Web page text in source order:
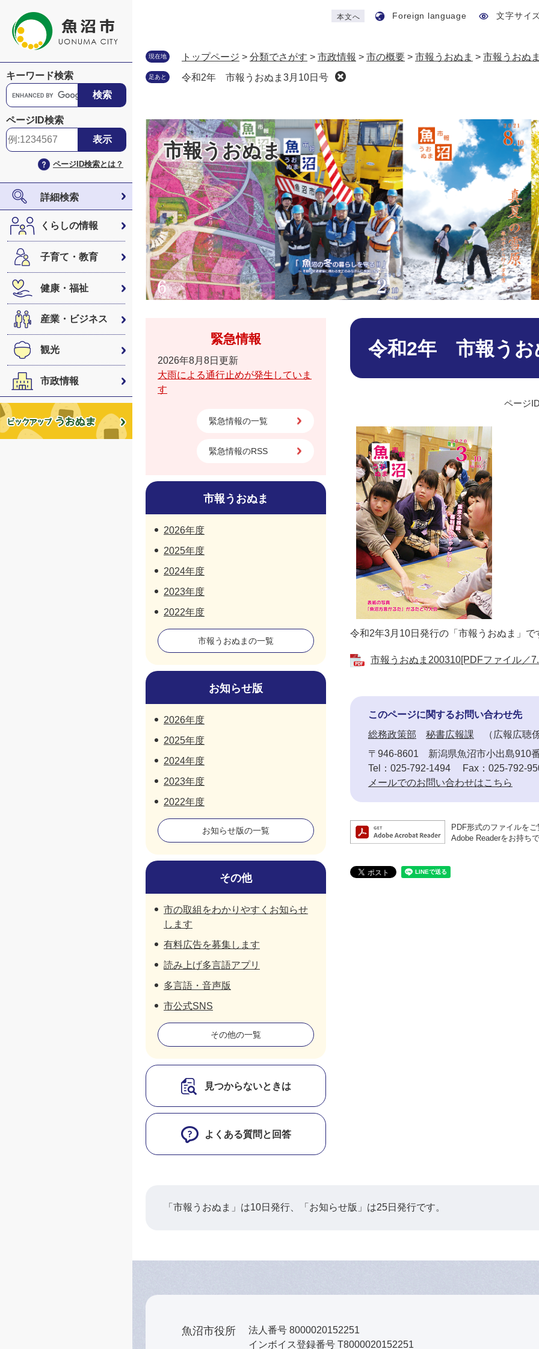
本文へ Foreign language 文字サイ
キーワード検索
G
o
o
g
ス
タ
ム
検
索
ページID検索
ページID検索とは？
詳細検索
くらしの情報
子育て・教育
健康・福祉
産業・ビジネス
観光
市政情報
現在地 トップページ > 分類でさがす > 市政情報 > 市の概要 > 市報うおぬま > 市報うおぬま
足あと 令和2年 市報うおぬま3月10日号
市報うおぬま
本
令和2年 市報うお
ページ
令和2年3月10日発行の「市報うおぬま」で
市報うおぬま200310[PDFファイル／
このページに関するお問い合わせ先
総務政策部
秘書広報課
広報広聴
〒946-8601
新潟県魚沼市小出島910
Tel：025-792-1494
Fax：025-792-
メールでのお問い合わせはこちら
PDF形式のファイルを
Adobe Readerをお持ち
緊急情報
2026年8月8日更新
大雨による通行止めが発生していま
す
緊急情報の一覧
緊急情報のRSS
市報うおぬま
2026年度
2025年度
2024年度
2023年度
2022年度
市報うおぬまの一覧
お知らせ版
2026年度
2025年度
2024年度
2023年度
2022年度
お知らせ版の一覧
その他
市の取組をわかりやすくお知らせ
します
有料広告を募集します
読み上げ多言語アプリ
多言語・音声版
市公式SNS
その他の一覧
見つからないときは
よくある質問と回答
「市報うおぬま」は10日発行、「お知らせ版」は25日発行です。
魚沼市役所
法人番号 8000020152251
インボイス登録番号 T8000020152251